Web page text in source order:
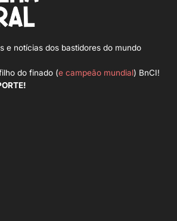
e notícias dos bastidores do mundo
do finado (e campeão mundial) BnCI!